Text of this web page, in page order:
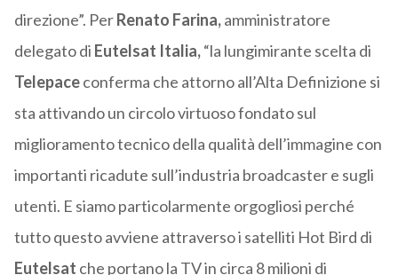
direzione”. PerRenato Farina,amministratore
delegato di Eutelsat Italia,“la lungimirante scelta di
Telepaceconferma che attorno all’Alta Definizione si
sta attivando un circolo virtuoso fondato sul
miglioramento tecnico della qualità dell’immagine con
importanti ricadute sull’industria broadcaster e sugli
utenti. E siamo particolarmente orgogliosi perché
tutto questo avviene attraverso i satelliti Hot Bird di
Eutelsat che portano la TV in circa 8 milioni di